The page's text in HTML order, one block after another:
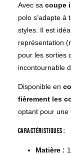
Avec sa coupe
polo s’adapte à
styles. Il est
représentation
pour les sorties
incontournable
Disponible en
fièrement les
optant pour une
Caractéristiques :
Matière :